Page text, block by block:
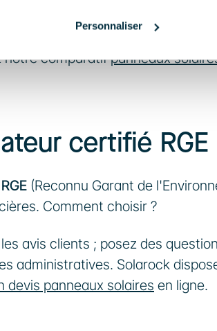
Personnaliser
de 3 000 kWh/an, une
notre comparatif panneaux
certifié RGE
RGE (Reconnu Garant de
Comment choisir ?
avis clients ; posez des
administratives. Solarock
devis panneaux solaires en ligne.